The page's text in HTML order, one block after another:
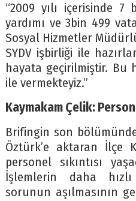
“2009 yılı içerisinde 7
yardımı ve 3bin 499
Sosyal Hizmetler
SYDV işbirliği ile
hayata geçirilmiştir. Bu
ile vermekteyiz.”
Kaymakam Çelik:
Brifingin son
Öztürk’e aktaran İlçe
personel sıkıntısı
İşlemlerin daha
sorunun aşılmasının